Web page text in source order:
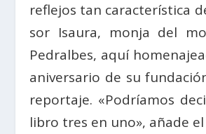
reflejos tan característica
sor Isaura, monja del
Pedralbes, aquí
aniversario de su
reportaje. «Podríamos
libro tres en uno», añade